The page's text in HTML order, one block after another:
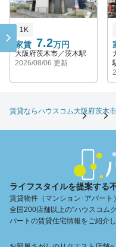
家賃 7.2万円
1K
大阪府茨木市／茨木駅
2026/08/06 更新
賃貸ならハウスコム大阪府茨木市
ライフスタイルを提案する
賃貸物件（マンション･アパー
全国200店舗以上の"ハウスコム
パートの賃貸住宅情報をご紹介し